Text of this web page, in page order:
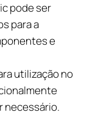
pode ser
para a
e
utilização no
necessário.